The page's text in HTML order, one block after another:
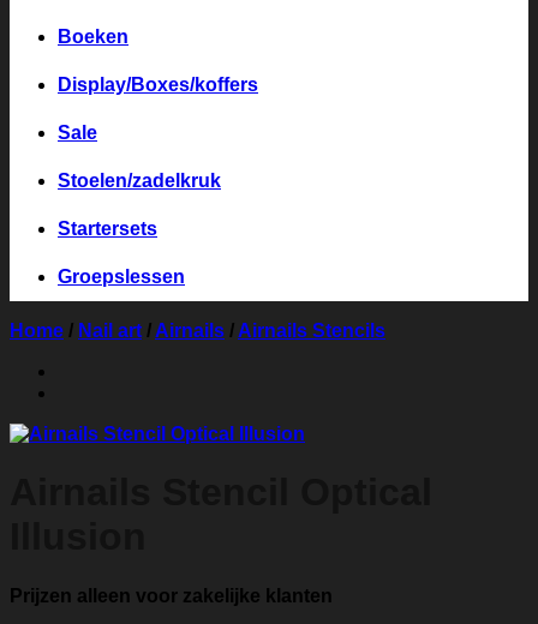
Boeken
Display/Boxes/koffers
Sale
Stoelen/zadelkruk
Startersets
Groepslessen
Home / Nail art / Airnails / Airnails Stencils
Prijzen alleen voor zakelijke klanten